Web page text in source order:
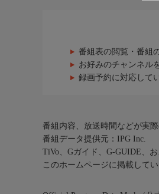
番組表の閲覧・番組
お好みのチャンネル
録画予約に対応して
番組内容、放送時間などが実
番組データ提供元：IPG Inc.
TiVo、Gガイド、G-GUIDE、
このホームページに掲載して